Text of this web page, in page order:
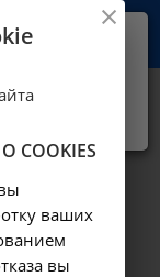
О COOKIES
ваших
вы